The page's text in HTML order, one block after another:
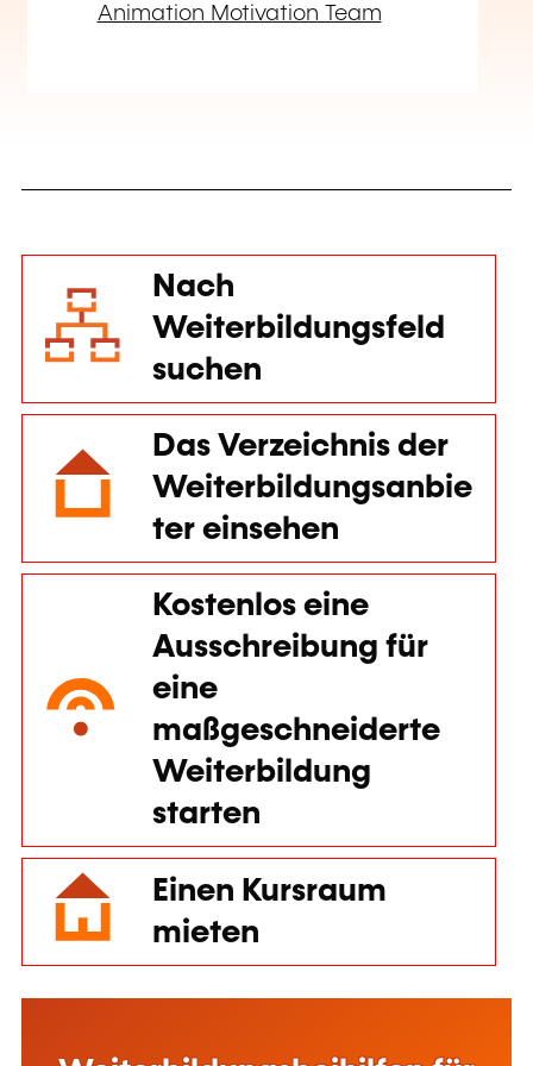
Kostenlos eine
eine
maßgeschneiderte
Weiterbildung
starten
Einen Kursraum
mieten
Weiterbildungsbeihilfen für
Privatpersonen
Mehr dazu
Beihilfen für die